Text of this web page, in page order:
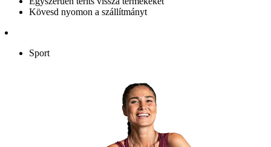
Kövesd nyomon a szállítmányt
Sport